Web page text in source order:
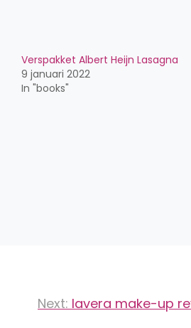
Verspakket Albert Heijn Lasagna
9 januari 2022
In "books"
Next: lavera make-up